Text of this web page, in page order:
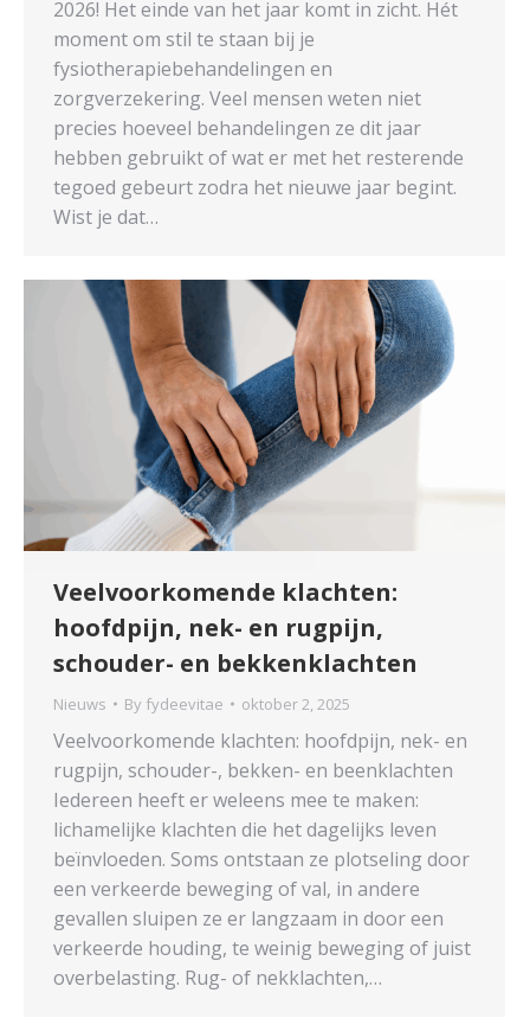
2026! Het einde van het jaar komt in zicht. Hét
moment om stil te staan bij je
fysiotherapiebehandelingen en
zorgverzekering. Veel mensen weten niet
precies hoeveel behandelingen ze dit jaar
hebben gebruikt of wat er met het resterende
tegoed gebeurt zodra het nieuwe jaar begint.
Wist je dat…
Veelvoorkomende klachten:
hoofdpijn, nek- en rugpijn,
schouder- en bekkenklachten
Nieuws By fydeevitae oktober 2, 2025
Veelvoorkomende klachten: hoofdpijn, nek- en
rugpijn, schouder-, bekken- en beenklachten
Iedereen heeft er weleens mee te maken:
lichamelijke klachten die het dagelijks leven
beïnvloeden. Soms ontstaan ze plotseling door
een verkeerde beweging of val, in andere
gevallen sluipen ze er langzaam in door een
verkeerde houding, te weinig beweging of juist
overbelasting. Rug- of nekklachten,…